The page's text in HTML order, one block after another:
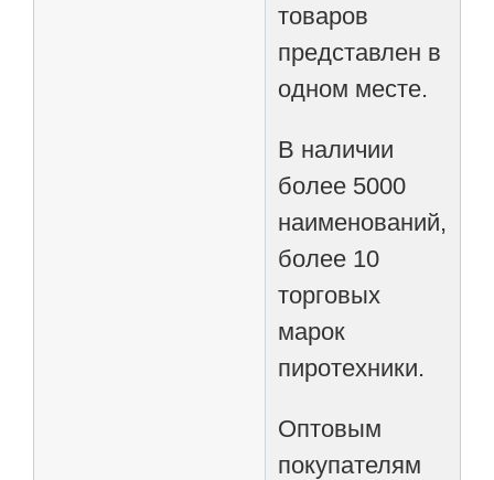
товаров
представлен в
одном месте.
В наличии
более 5000
наименований,
более 10
торговых
марок
пиротехники.
Оптовым
покупателям